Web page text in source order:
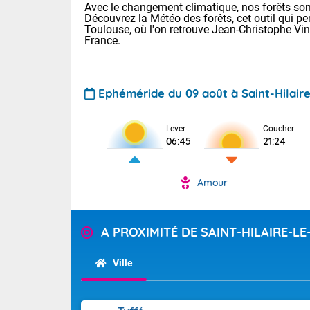
Pour la
Tendance
Avec le changement climatique, nos forêts
Découvrez la Météo des forêts, cet outil qui
Toulouse, où l'on retrouve Jean-Christophe
France.
Ephéméride du 09 août à Saint-
Lever
06:45
Coucher
21:24
Amour
A PROXIMITÉ DE SAINT-HILAIRE-
Ville
Voici les
: 20/27 Paris
Clermont-
Lille : 24/34
Cet après-
Temps
Drôme